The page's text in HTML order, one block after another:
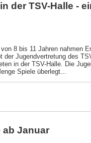
der TSV-Halle -
8 bis 11 Jahren nahmen
der Jugendvertretung des
in der TSV-Halle. Die
Spiele überlegt...
ab Januar